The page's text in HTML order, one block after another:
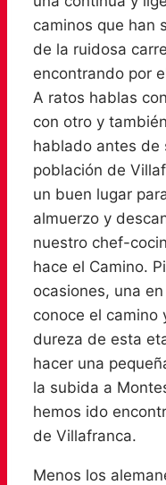
caminos que han
de la ruidosa
encontrando por
A ratos hablas
con otro y
hablado antes de
población de
un buen lugar
almuerzo y
nuestro chef-
hace el Camino.
ocasiones, una
conoce el camino
dureza de esta
hacer una
la subida a
hemos ido
de Villafranca.
Menos los